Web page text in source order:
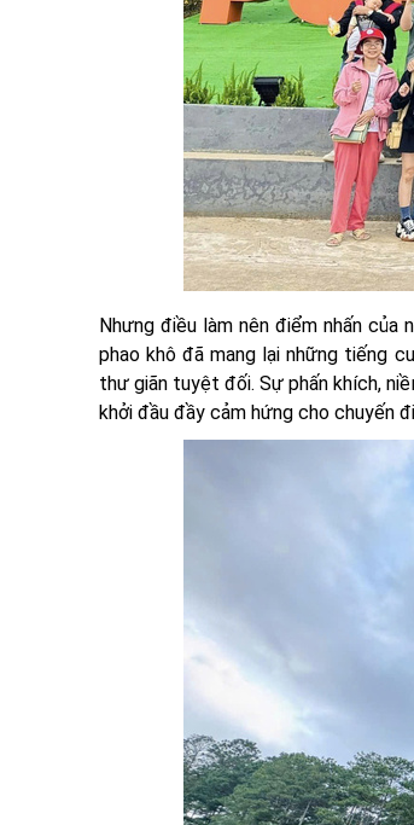
Nhưng điều làm nên điểm nhấn
phao khô đã mang lại những tiếng
thư giãn tuyệt đối. Sự phấn khích,
khởi đầu đầy cảm hứng cho chuyến